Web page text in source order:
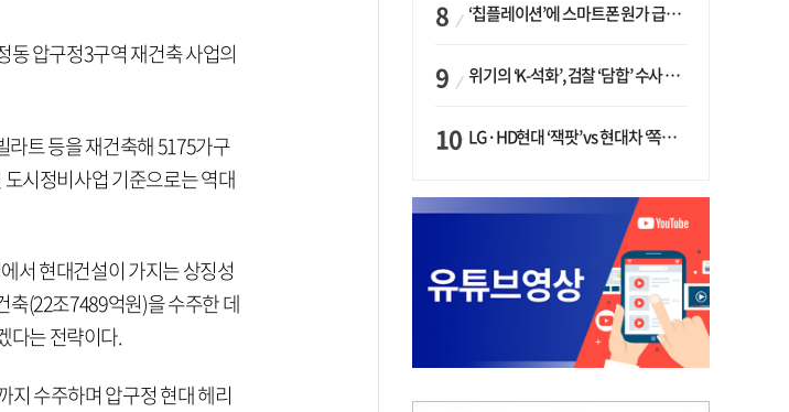
동 압구정3구역 재건축 사업의
라트 등을 재건축해 5175가구
시정비사업 기준으로는 역대
서 현대건설이 가지는 상징성
축(22조7489억원)을 수주한 데
다는 전략이다.
지 수주하며 압구정 현대 헤리
‘칩플레이션’에 스마트폰 원가 급등…삼성전자, ‘엑시노스’ 채택 확대하나
위기의 ‘K-석화’, 검찰 ‘담합’ 수사 착수…“LG·한화·롯데 등 7개 업체, 8개 제품 가격 담합”
LG·HD현대 ‘잭팟’ vs 현대차 ‘쪽박’…글로벌 사모펀드, 韓 대기업 투자 ‘희비’